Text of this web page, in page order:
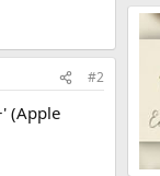
#2
(Apple